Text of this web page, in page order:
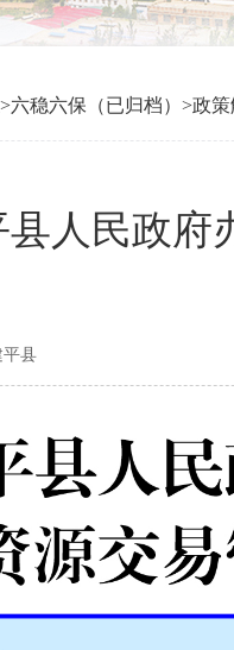
>六稳六保（已归档） >政
县人民政
平县